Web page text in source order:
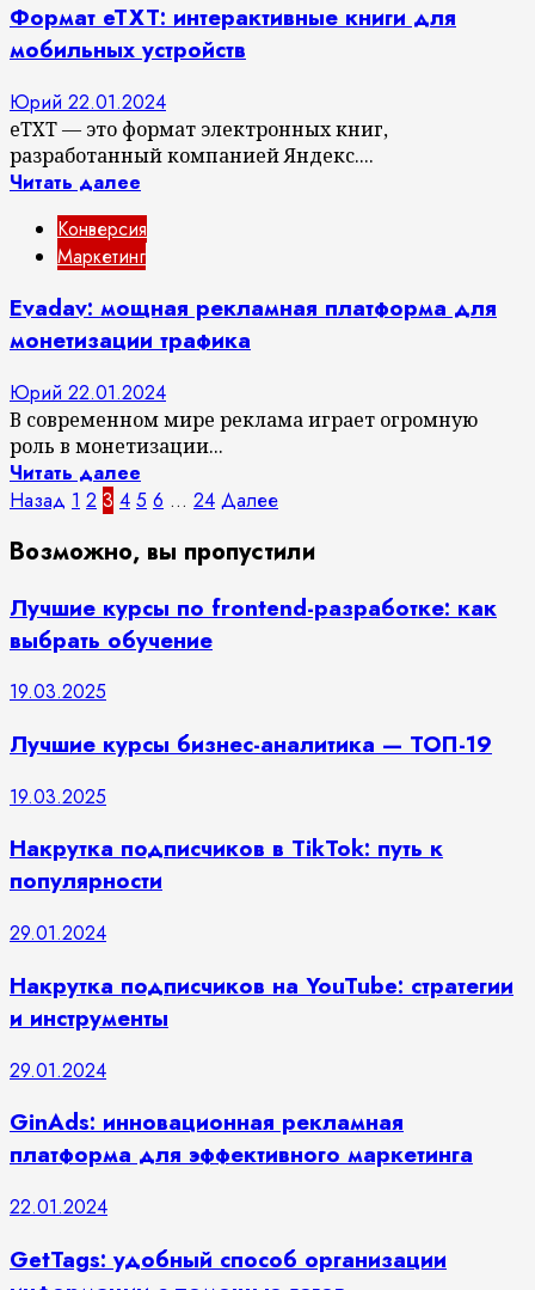
Формат eTXT: интерактивные книги для
мобильных устройств
Юрий 22.01.2024
eTXT — это формат электронных книг,
разработанный компанией Яндекс....
Читать далее
Конверсия
Маркетинг
Evadav: мощная рекламная платформа для
монетизации трафика
Юрий 22.01.2024
В современном мире реклама играет огромную
роль в монетизации...
Читать далее
Пагинация
записей
Назад 1 2 3 4 5 6 … 24 Далее
Возможно, вы пропустили
Лучшие курсы по frontend-разработке: как
выбрать обучение
19.03.2025
Лучшие курсы бизнес-аналитика — ТОП-19
19.03.2025
Накрутка подписчиков в TikTok: путь к
популярности
29.01.2024
Накрутка подписчиков на YouTube: стратегии
и инструменты
29.01.2024
GinAds: инновационная рекламная
платформа для эффективного маркетинга
22.01.2024
GetTags: удобный способ организации